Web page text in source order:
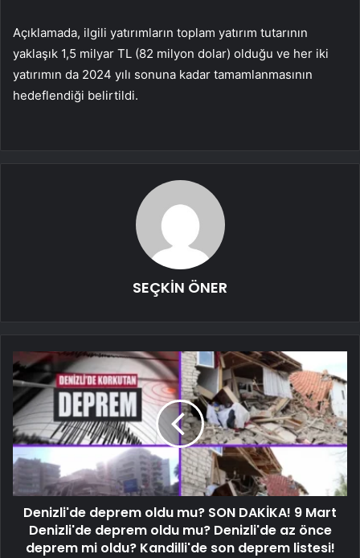
Açıklamada, ilgili yatırımların toplam yatırım tutarının
yaklaşık 1,5 milyar TL (82 milyon dolar) olduğu ve her iki
yatırımın da 2024 yılı sonuna kadar tamamlanmasının
hedeflendiği belirtildi.
SEÇKİN ÖNER
Denizli'de deprem oldu mu? SON DAKİKA! 9 Mart
Denizli'de deprem oldu mu? Denizli'de az önce
deprem mi oldu? Kandilli'de son deprem listesi!